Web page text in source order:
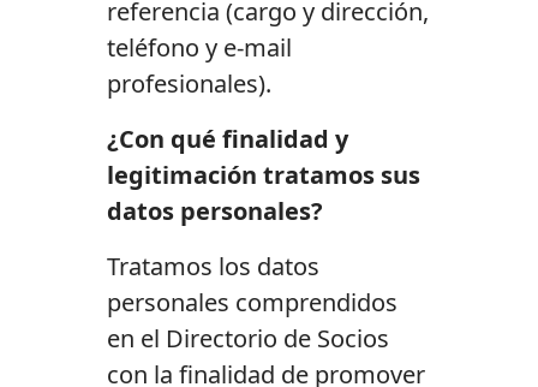
referencia (cargo y dirección,
teléfono y e-mail
profesionales).
¿Con qué finalidad y
legitimación tratamos sus
datos personales?
Tratamos los datos
personales comprendidos
en el Directorio de Socios
con la finalidad de promover